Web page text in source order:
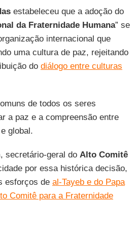
estabeleceu que a adoção do
da Fraternidade Humana” se
internacional que
uma cultura de paz, rejeitando
do diálogo entre culturas
de todos os seres
a paz e a compreensão entre
global.
, secretário-geral do Alto Comitê
por essa histórica decisão,
esforços de al-Tayeb e do Papa
Comitê para a Fraternidade